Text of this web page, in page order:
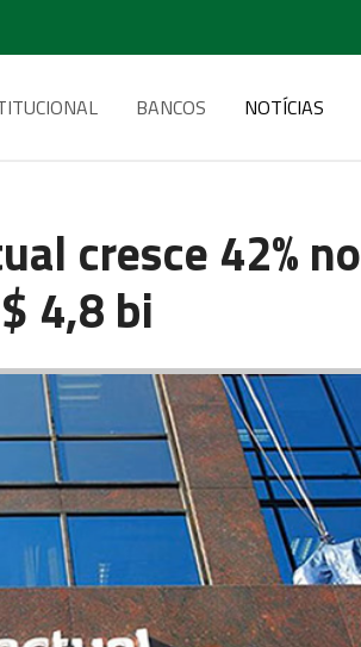
BANCOS NOTÍCIAS
cresce 42% no
4,8 bi